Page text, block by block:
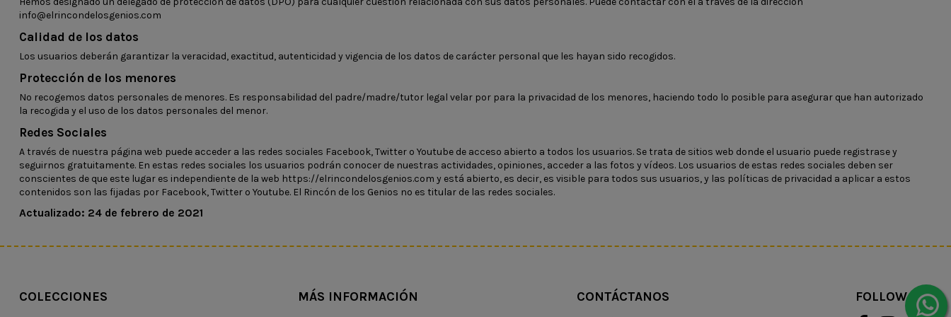
info@elrincondelosgenios.com
Calidad de los datos
Los usuarios deberán garantizar la veracidad, exactitud, autenticidad y vigencia de los datos de carácter personal que les hayan sido recogidos.
Protección de los menores
No recogemos datos personales de menores. Es responsabilidad del padre/madre/tutor legal velar por para la privacidad de los menores, haciendo todo lo posible para asegurar que han autorizado
la recogida y el uso de los datos personales del menor.
Redes Sociales
A través de nuestra página web puede acceder a las redes sociales Facebook, Twitter o Youtube de acceso abierto a todos los usuarios. Se trata de sitios web donde el usuario puede registrase y
seguirnos gratuitamente. En estas redes sociales los usuarios podrán conocer de nuestras actividades, opiniones, acceder a las fotos y vídeos. Los usuarios de estas redes sociales deben ser
conscientes de que este lugar es independiente de la web https://elrincondelosgenios.com y está abierto, es decir, es visible para todos sus usuarios, y las políticas de privacidad a aplicar a estos
contenidos son las fijadas por Facebook, Twitter o Youtube. El Rincón de los Genios no es titular de las redes sociales.
Actualizado: 24 de febrero de 2021
COLECCIONES MÁS INFORMACIÓN CONTÁCTANOS FOLLOW US